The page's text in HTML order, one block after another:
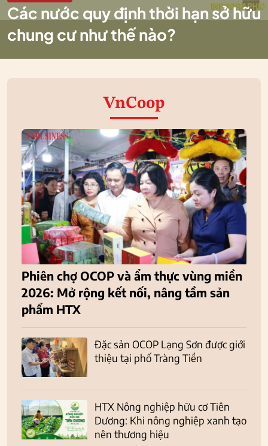
Các nước quy định thời hạn sở hữu
chung cư như thế nào?
VnCoop
Phiên chợ OCOP và ẩm thực vùng miền
2026: Mở rộng kết nối, nâng tầm sản
phẩm HTX
Đặc sản OCOP Lạng Sơn được giới
thiệu tại phố Tràng Tiền
HTX Nông nghiệp hữu cơ Tiên
Dương: Khi nông nghiệp xanh tạo
nên thương hiệu